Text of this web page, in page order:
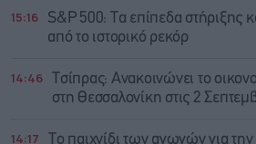
15:16
S&P 500: Τα επίπεδα στήριξης
από το ιστορικό ρεκόρ
14:46
Τσίπρας: Ανακοινώνει το
στη Θεσσαλονίκη στις 2
14:17
Το παιχνίδι των αγωγών για